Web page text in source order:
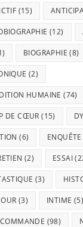
(15)
(12)
BIOGRAPHIE (8)
(2)
HUMAINE (74)
DE CŒUR (15)
(6) ENQUÊTE
(2) ESSAI
(3)
(3) INTIME (5)
(98)